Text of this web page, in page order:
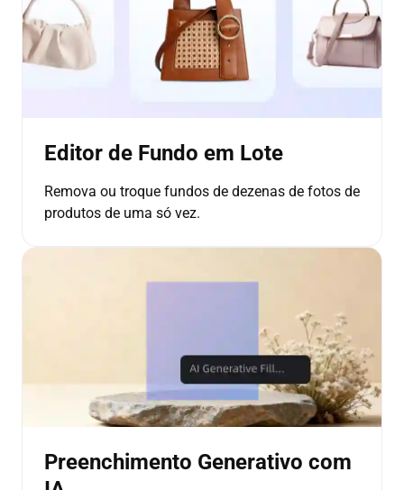
Editor de Fundo em Lote
Remova ou troque fundos de dezenas de fotos de
produtos de uma só vez.
Preenchimento Generativo com